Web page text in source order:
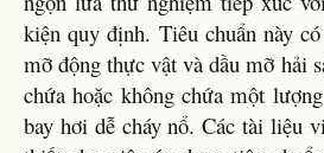
kiện quy định. Tiêu chuẩn này
mỡ động thực vật và dầu mỡ hải
chứa hoặc không chứa một
bay hơi dễ cháy nổ. Các tài liệu